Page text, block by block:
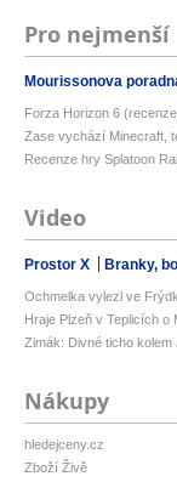
Pro nejmenší
Mourissonova
Forza Horizon 6
Zase vychází Minecraft,
Recenze hry Splatoon
Video
Prostor X Branky,
Ochmelka vylezl ve
Hraje Plzeň v Teplicích o
Zimák: Divné ticho
Nákupy
hledejceny.cz
Zboží Živě